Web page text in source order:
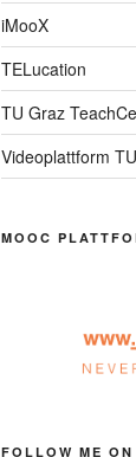
iMooX
TELucation
TU Graz
Videoplattform
MOOC
FOLLOW ME